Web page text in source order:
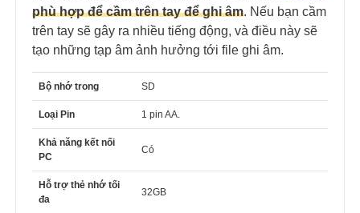
phù hợp để cầm trên tay để ghi âm. Nếu bạn cầm
trên tay sẽ gây ra nhiều tiếng động, và điều này sẽ
tạo những tạp âm ảnh hưởng tới file ghi âm.
Bộ nhớ trong SD
Loại Pin 1 pin AA.
Khả năng kết nối
PC
Có
Hỗ trợ thẻ nhớ tối
đa
32GB